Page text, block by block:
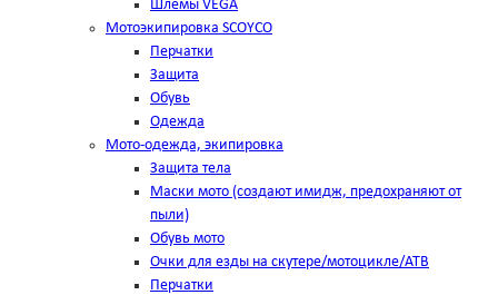
Шлемы VEGA
Мотоэкипировка SCOYCO
Перчатки
Защита
Обувь
Одежда
Мото-одежда, экипировка
Защита тела
Маски мото (создают имидж, предохраняют от
пыли)
Обувь мото
Очки для езды на скутере/мотоцикле/АТВ
Перчатки